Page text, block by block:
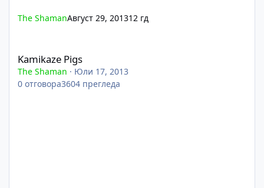
The ShamanАвгуст 29, 201312 гд
Kamikaze Pigs
The Shaman · Юли 17, 2013
0 отговора3604 прегледа